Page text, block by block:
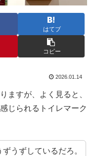
はてブ
コピー
2026.01.14
ますが、よく見ると、
じられるトイレマーク
ずうずしているだろ。